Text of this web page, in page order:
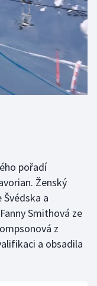
pořadí
Ženský
a
Smithová ze
z
a obsadila